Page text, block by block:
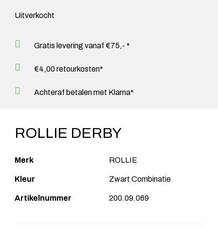
Uitverkocht
Gratis levering vanaf €75,- *
€4,00 retourkosten*
Achteraf betalen met Klarna*
ROLLIE DERBY
Merk ROLLIE
Kleur Zwart Combinatie
Artikelnummer 200.09.069